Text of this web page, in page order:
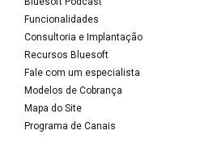
Funcionalidades
Consultoria e Implantação
Recursos Bluesoft
Fale com um especialista
Modelos de Cobrança
Mapa do Site
Programa de Canais